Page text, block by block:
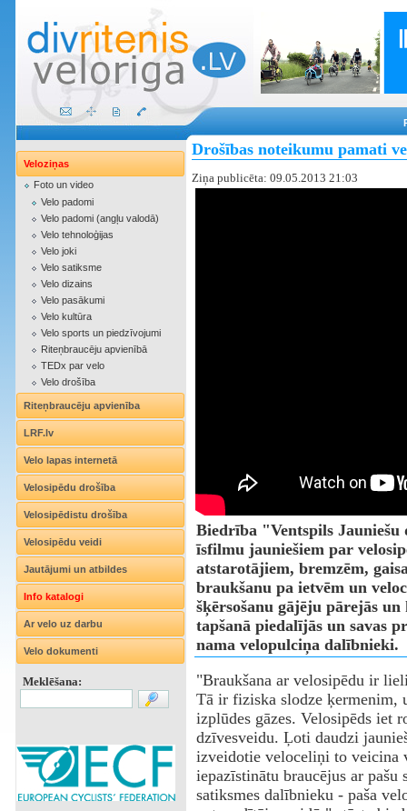
Veloziņas
Foto un video
Velo padomi
Velo padomi (angļu valodā)
Velo tehnoloģijas
Velo joki
Velo satiksme
Velo dizains
Velo pasākumi
Velo kultūra
Velo sports un piedzīvojumi
Riteņbraucēju apvienībā
TEDx par velo
Velo drošība
Riteņbraucēju apvienība
LRF.lv
Velo lapas internetā
Velosipēdu drošība
Velosipēdistu drošība
Velosipēdu veidi
Jautājumi un atbildes
Info katalogi
Ar velo uz darbu
Velo dokumenti
Meklēšana:
Drošības noteikumu pamati
Ziņa publicēta: 09.05.2013 21:03
Biedrība "Ventspils Jauniešu
īsfilmu jauniešiem par
atstarotājiem, bremzēm,
braukšanu pa ietvēm un
šķērsošanu gājēju pārejās
tapšanā piedalījās un savas
nama velopulciņa dalībnieki.
"Braukšana ar velosipēdu ir
Tā ir fiziska slodze ķermenim,
izplūdes gāzes. Velosipēds iet
dzīvesveidu. Ļoti daudzi
izveidotie veloceliņi to
iepazīstinātu braucējus ar
satiksmes dalībnieku - paša